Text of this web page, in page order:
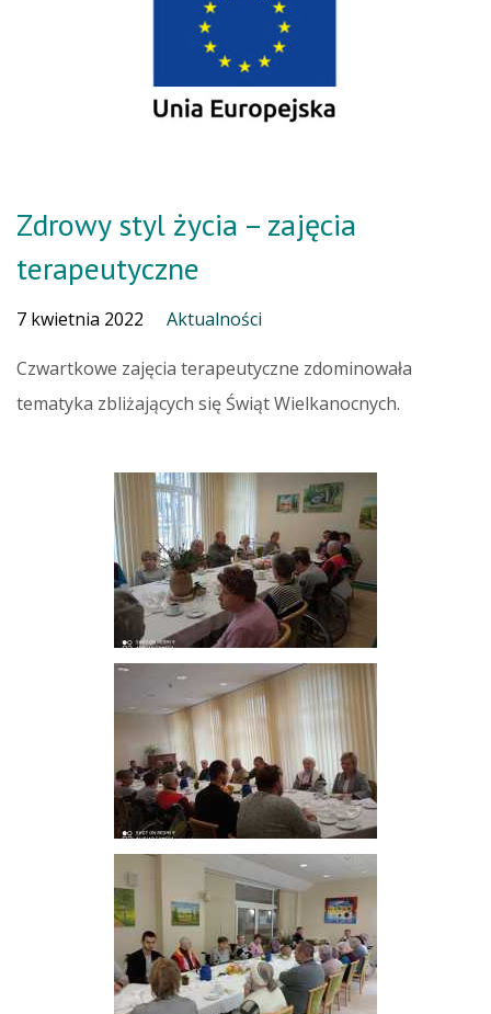
Zdrowy styl życia – zajęcia
terapeutyczne
7 kwietnia 2022 Aktualności
Czwartkowe zajęcia terapeutyczne zdominowała
tematyka zbliżających się Świąt Wielkanocnych.